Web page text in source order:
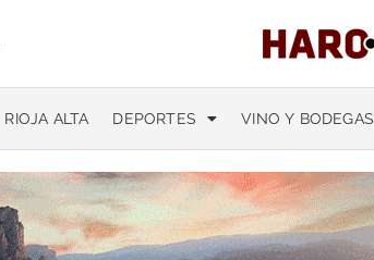
RIOJA ALTA DEPORTES VINO Y BODEGAS